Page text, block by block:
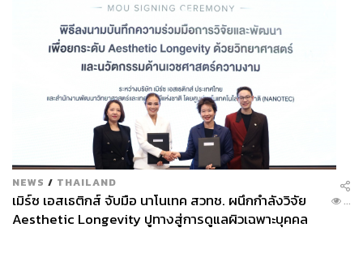
NEWS / THAILAND
เมิร์ซ เอสเธติกส์ จับมือ นาโนเทค สวทช. ผนึกกำลังวิจัย
Aesthetic Longevity ปูทางสู่การดูแลผิวเฉพาะบุคคล
...